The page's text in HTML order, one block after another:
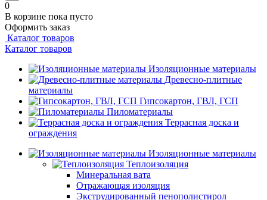
0
В корзине пока пусто
Оформить заказ
Каталог товаров
Каталог товаров
Изоляционные материалы
Древесно-плитные
материалы
Гипсокартон, ГВЛ, ГСП
Пиломатериалы
Террасная доска и
ограждения
Изоляционные материалы
Теплоизоляция
Минеральная вата
Отражающая изоляция
Экструдированный пенополистирол